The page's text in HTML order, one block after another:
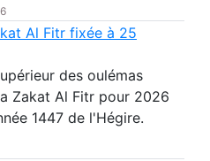
Al Fitr fixée à 25
des oulémas
Zakat Al Fitr pour 2026
1447 de l'Hégire.